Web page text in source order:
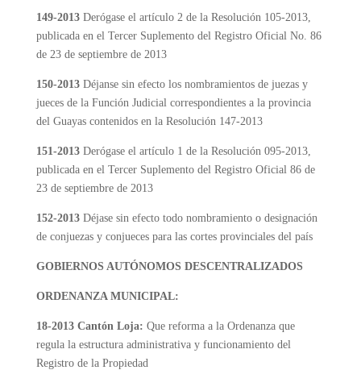
149-2013Derógase el artículo 2 de la Resolución 105-2013,
publicada en el Tercer Suplemento del Registro Oficial No. 86
de 23 de septiembre de 2013
150-2013Déjanse sin efecto los nombramientos de juezas y
jueces de la Función Judicial correspondientes a la provincia
del Guayas contenidos en la Resolución 147-2013
151-2013 Derógase el artículo 1 de la Resolución 095-2013,
publicada en el Tercer Suplemento del Registro Oficial 86 de
23 de septiembre de 2013
152-2013Déjase sin efecto todo nombramiento o designación
de conjuezas y conjueces para las cortes provinciales del país
GOBIERNOS AUTÓNOMOS DESCENTRALIZADOS
ORDENANZA MUNICIPAL:
18-2013 Cantón Loja: Que reforma a la Ordenanza que
regula la estructura administrativa y funcionamiento del
Registro de la Propiedad